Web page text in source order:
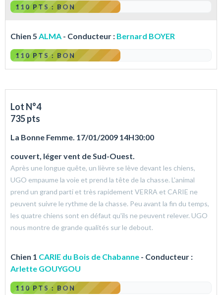
110 PTS : BON
Chien 5 ALMA - Conducteur : Bernard BOYER
110 PTS : BON
Lot N°4
735 pts
La Bonne Femme. 17/01/2009 14H30:00
couvert, léger vent de Sud-Ouest.
Après une longue quête, un lièvre se lève devant les chiens,
UGO empaume la voie et prend la tête de la chasse. L'animal
prend un grand parti et très rapidement VERRA et CARIE ne
peuvent suivre le rythme de la chasse. Peu avant la fin du temps,
les quatre chiens sont en défaut qu'ils ne peuvent relever. UGO
nous montre de grande qualités sur le debout.
Chien 1 CARIE du Bois de Chabanne - Conducteur :
Arlette GOUYGOU
110 PTS : BON